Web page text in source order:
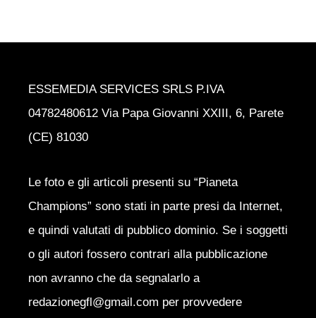
ESSEMEDIA SERVICES SRLS P.IVA
04782480612 Via Papa Giovanni XXIII, 6, Parete
(CE) 81030
Le foto e gli articoli presenti su “Pianeta
Champions” sono stati in parte presi da Internet,
e quindi valutati di pubblico dominio. Se i soggetti
o gli autori fossero contrari alla pubblicazione
non avranno che da segnalarlo a
redazionegfl@gmail.com per provvedere